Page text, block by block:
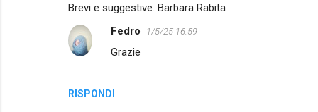
Brevi e suggestive. Barbara Rabita
RISPONDI
Fedro 1/5/25 16:59
Grazie